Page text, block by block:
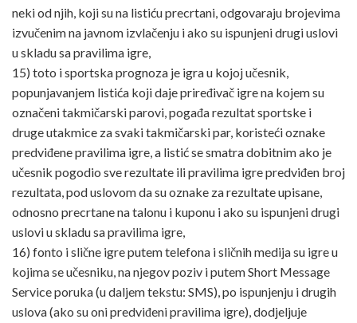
neki od njih, koji su na listiću precrtani, odgovaraju brojevima
izvučenim na javnom izvlačenju i ako su ispunjeni drugi uslovi
u skladu sa pravilima igre,
15) toto i sportska prognoza je igra u kojoj učesnik,
popunjavanjem listića koji daje priređivač igre na kojem su
označeni takmičarski parovi, pogađa rezultat sportske i
druge utakmice za svaki takmičarski par, koristeći oznake
predviđene pravilima igre, a listić se smatra dobitnim ako je
učesnik pogodio sve rezultate ili pravilima igre predviđen broj
rezultata, pod uslovom da su oznake za rezultate upisane,
odnosno precrtane na talonu i kuponu i ako su ispunjeni drugi
uslovi u skladu sa pravilima igre,
16) fonto i slične igre putem telefona i sličnih medija su igre u
kojima se učesniku, na njegov poziv i putem Short Message
Service poruka (u daljem tekstu: SMS), po ispunjenju i drugih
uslova (ako su oni predviđeni pravilima igre), dodjeljuje